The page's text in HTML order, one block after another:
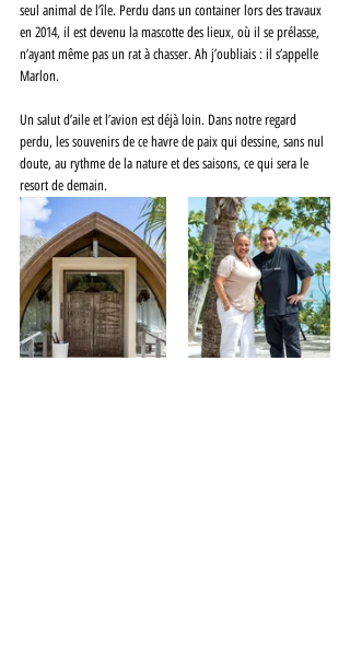
seul animal de l’île. Perdu dans un container lors des travaux
en 2014, il est devenu la mascotte des lieux, où il se prélasse,
n’ayant même pas un rat à chasser. Ah j’oubliais : il s’appelle
Marlon.
Un salut d’aile et l’avion est déjà loin. Dans notre regard
perdu, les souvenirs de ce havre de paix qui dessine, sans nul
doute, au rythme de la nature et des saisons, ce qui sera le
resort de demain.